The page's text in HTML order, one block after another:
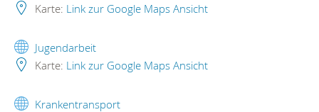
Karte: Link zur Google Maps Ansicht
Jugendarbeit
Karte: Link zur Google Maps Ansicht
Krankentransport